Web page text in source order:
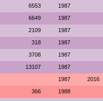
6553 1987
6649 1987
2109 1987
318 1987
3708 1987
13107 1987
1987 2016
366 1988